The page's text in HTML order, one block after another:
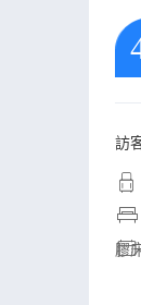
訪
膠